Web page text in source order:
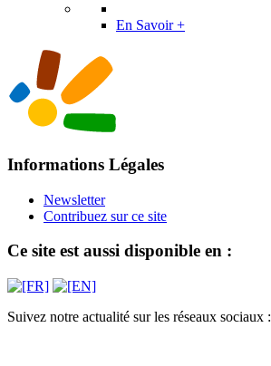
En Savoir +
Informations Légales
Newsletter
Contribuez sur ce site
Ce site est aussi disponible en :
Suivez notre actualité sur les réseaux sociaux :